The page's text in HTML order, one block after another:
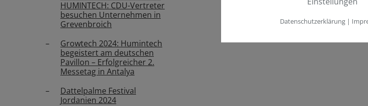
HUMINTECH: CDU-Vertreter
besuchen Unternehmen in
Grevenbroich
Growtech 2024: Humintech
begeistert am deutschen
Pavillon – Erfolgreicher 2.
Messetag in Antalya
Dattelpalme Festival
Jordanien 2024
Datenschutzerklärung|